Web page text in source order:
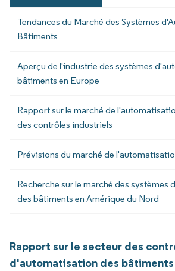
Tendances du Marché des Systèmes
Bâtiments
Aperçu de l'industrie des systèmes
bâtiments en Europe
Rapport sur le marché de
des contrôles industriels
Prévisions du marché de
Recherche sur le marché des systèmes
des bâtiments en Amérique du Nord
Rapport sur le secteur des
d'automatisation des bâtiments